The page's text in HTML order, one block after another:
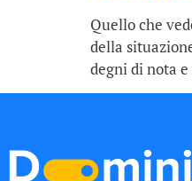
Quello che
della
degni di nota